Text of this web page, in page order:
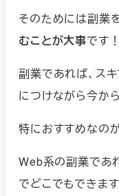
そのためには副業
むことが大事です！
副業であれば、ス
につけながら今か
特におすすめなの
Web系の副業であ
でどこでもできま